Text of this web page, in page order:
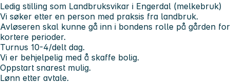
Ledig stilling som Landbruksvikar i Engerdal (melkebruk)
Vi søker etter en person med praksis fra landbruk.
Avløseren skal kunne gå inn i bondens rolle på gården for
kortere perioder.
Turnus 10-4/delt dag.
Vi er behjelpelig med å skaffe bolig.
Oppstart snarest mulig.
Lønn etter avtale.